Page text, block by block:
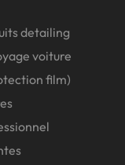
detailing
voiture
film)